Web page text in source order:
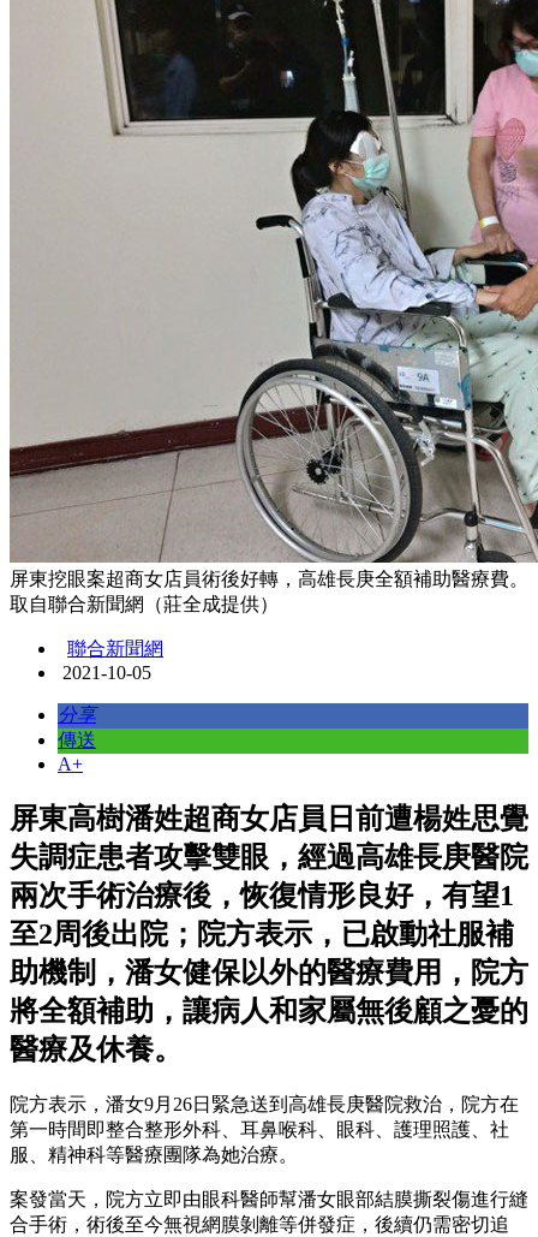
屏東挖眼案超商女店員術後好轉，高雄長庚全額補助醫療費。
取自聯合新聞網（莊全成提供）
聯合新聞網
2021-10-05
分享
傳送
A+
屏東高樹潘姓超商女店員日前遭楊姓思覺
失調症患者攻擊雙眼，經過高雄長庚醫院
兩次手術治療後，恢復情形良好，有望1
至2周後出院；院方表示，已啟動社服補
助機制，潘女健保以外的醫療費用，院方
將全額補助，讓病人和家屬無後顧之憂的
醫療及休養。
院方表示，潘女9月26日緊急送到高雄長庚醫院救治，院方在
第一時間即整合整形外科、耳鼻喉科、眼科、護理照護、社
服、精神科等醫療團隊為她治療。
案發當天，院方立即由眼科醫師幫潘女眼部結膜撕裂傷進行縫
合手術，術後至今無視網膜剝離等併發症，後續仍需密切追